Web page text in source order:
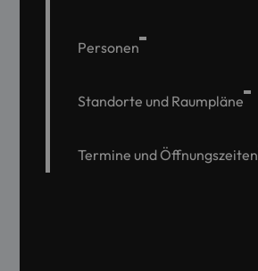
Personen
Standorte und Raumpläne
Termine und Öffnungszeiten